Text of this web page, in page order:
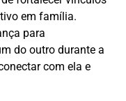
em família.
para
do outro durante a
com ela e